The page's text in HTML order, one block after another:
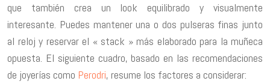
que también crea un look equilibrado y visualmente
interesante. Puedes mantener una o dos pulseras finas junto
al reloj y reservar el « stack » más elaborado para la muñeca
opuesta. El siguiente cuadro, basado en las recomendaciones
de joyerías como Perodri, resume los factores a considerar: